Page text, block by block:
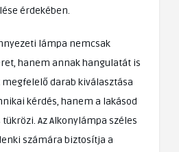
érdekében.
lámpa nemcsak
hanem annak hangulatát is
megfelelő darab kiválasztása
kérdés, hanem a lakásod
Az Alkonylámpa széles
számára biztosítja a